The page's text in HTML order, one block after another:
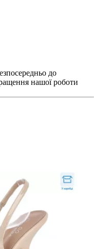
до
нашої роботи